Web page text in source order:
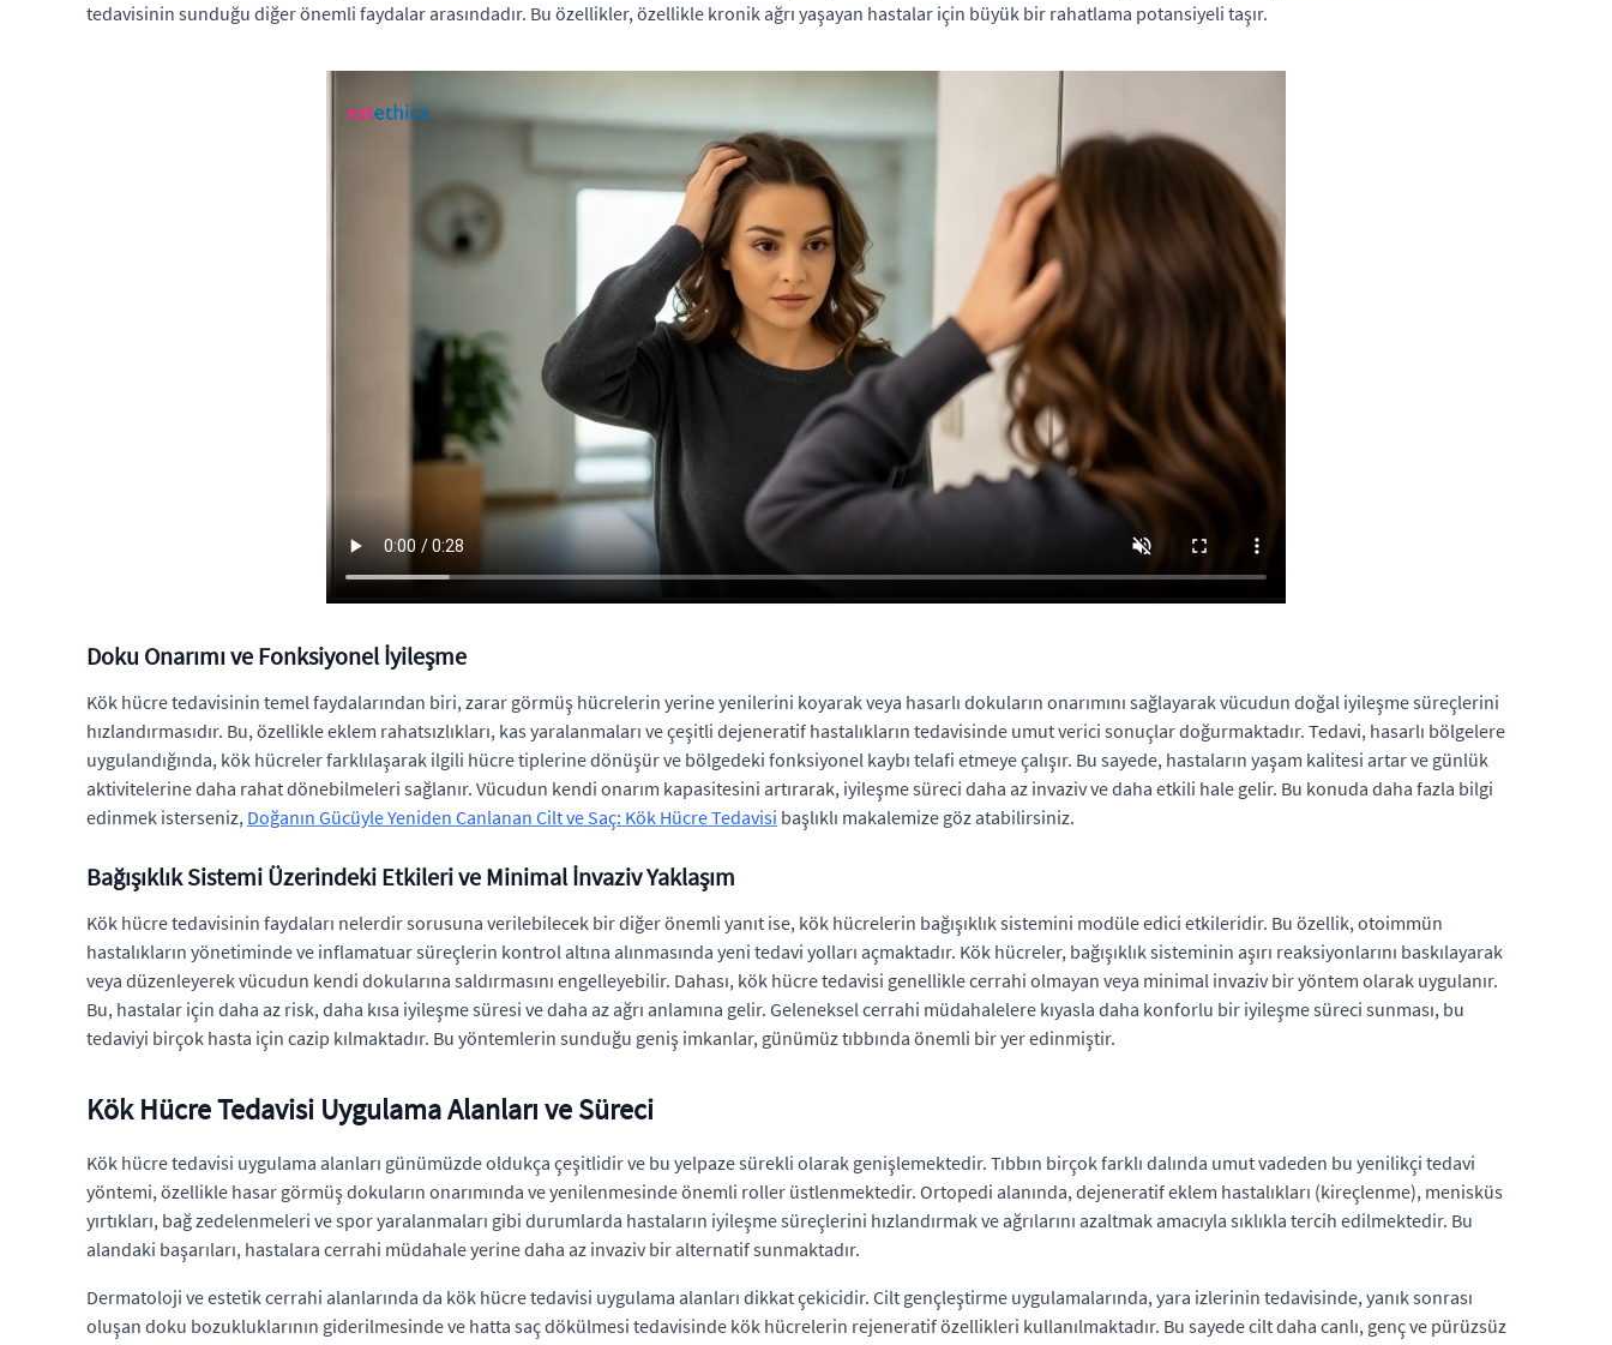
tedavisinin sunduğu diğer önemli faydalar arasındadır. Bu özellikler, özellikle kronik ağrı yaşayan hastalar için büyük bir rahatlama potansiyeli taşır.
Doku Onarımı ve Fonksiyonel İyileşme
Kök hücre tedavisinin temel faydalarından biri, zarar görmüş hücrelerin yerine yenilerini koyarak veya hasarlı dokuların onarımını sağlayarak vücudun doğal iyileşme süreçlerini
hızlandırmasıdır. Bu, özellikle eklem rahatsızlıkları, kas yaralanmaları ve çeşitli dejeneratif hastalıkların tedavisinde umut verici sonuçlar doğurmaktadır. Tedavi, hasarlı bölgelere
uygulandığında, kök hücreler farklılaşarak ilgili hücre tiplerine dönüşür ve bölgedeki fonksiyonel kaybı telafi etmeye çalışır. Bu sayede, hastaların yaşam kalitesi artar ve günlük
aktivitelerine daha rahat dönebilmeleri sağlanır. Vücudun kendi onarım kapasitesini artırarak, iyileşme süreci daha az invaziv ve daha etkili hale gelir. Bu konuda daha fazla bilgi
edinmek isterseniz, Doğanın Gücüyle Yeniden Canlanan Cilt ve Saç: Kök Hücre Tedavisi başlıklı makalemize göz atabilirsiniz.
Bağışıklık Sistemi Üzerindeki Etkileri ve Minimal İnvaziv Yaklaşım
Kök hücre tedavisinin faydaları nelerdir sorusuna verilebilecek bir diğer önemli yanıt ise, kök hücrelerin bağışıklık sistemini modüle edici etkileridir. Bu özellik, otoimmün
hastalıkların yönetiminde ve inflamatuar süreçlerin kontrol altına alınmasında yeni tedavi yolları açmaktadır. Kök hücreler, bağışıklık sisteminin aşırı reaksiyonlarını baskılayarak
veya düzenleyerek vücudun kendi dokularına saldırmasını engelleyebilir. Dahası, kök hücre tedavisi genellikle cerrahi olmayan veya minimal invaziv bir yöntem olarak uygulanır.
Bu, hastalar için daha az risk, daha kısa iyileşme süresi ve daha az ağrı anlamına gelir. Geleneksel cerrahi müdahalelere kıyasla daha konforlu bir iyileşme süreci sunması, bu
tedaviyi birçok hasta için cazip kılmaktadır. Bu yöntemlerin sunduğu geniş imkanlar, günümüz tıbbında önemli bir yer edinmiştir.
Kök Hücre Tedavisi Uygulama Alanları ve Süreci
Kök hücre tedavisi uygulama alanları günümüzde oldukça çeşitlidir ve bu yelpaze sürekli olarak genişlemektedir. Tıbbın birçok farklı dalında umut vadeden bu yenilikçi tedavi
yöntemi, özellikle hasar görmüş dokuların onarımında ve yenilenmesinde önemli roller üstlenmektedir. Ortopedi alanında, dejeneratif eklem hastalıkları (kireçlenme), menisküs
yırtıkları, bağ zedelenmeleri ve spor yaralanmaları gibi durumlarda hastaların iyileşme süreçlerini hızlandırmak ve ağrılarını azaltmak amacıyla sıklıkla tercih edilmektedir. Bu
alandaki başarıları, hastalara cerrahi müdahale yerine daha az invaziv bir alternatif sunmaktadır.
Dermatoloji ve estetik cerrahi alanlarında da kök hücre tedavisi uygulama alanları dikkat çekicidir. Cilt gençleştirme uygulamalarında, yara izlerinin tedavisinde, yanık sonrası
oluşan doku bozukluklarının giderilmesinde ve hatta saç dökülmesi tedavisinde kök hücrelerin rejeneratif özellikleri kullanılmaktadır. Bu sayede cilt daha canlı, genç ve pürüzsüz